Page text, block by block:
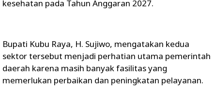
kesehatan pada Tahun Anggaran 2027.
Bupati Kubu Raya, H. Sujiwo, mengatakan kedua
sektor tersebut menjadi perhatian utama pemerintah
daerah karena masih banyak fasilitas yang
memerlukan perbaikan dan peningkatan pelayanan.